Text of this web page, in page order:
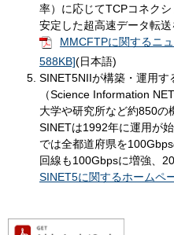
率）に応じてTCPコネクシ
安定した超高速データ転送
MMCFTPに関するニ
588KB](日本語)
SINET5NIIが構築・運用す
（Science Information
大学や研究所など約850の
SINETは1992年に運用が
では全都道府県を
回線も100Gbpsに増強、
SINET5に関するホームペ